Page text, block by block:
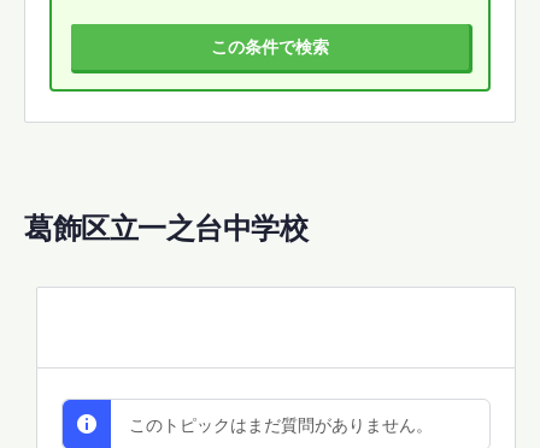
葛飾区立一之台中学校
このトピックはまだ質問がありません。
この条件で検索